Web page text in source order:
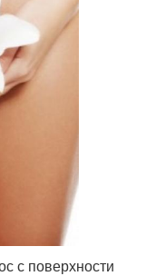
с поверхности